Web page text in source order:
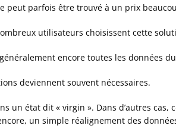
peut parfois être trouvé à un prix
utilisateurs choisissent cette
encore toutes les données
deviennent souvent nécessaires.
un état dit « virgin ». Dans d’autres
un simple réalignement des